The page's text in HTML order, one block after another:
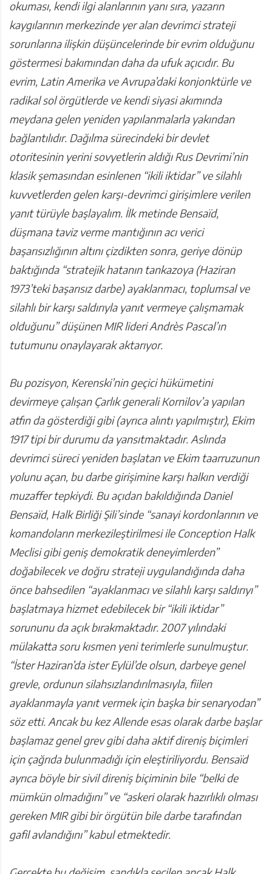
okuması, kendi ilgi alanlarının yanı sıra, yazarın
kaygılarının merkezinde yer alan devrimci strateji
sorunlarına ilişkin düşüncelerinde bir evrim olduğunu
göstermesi bakımından daha da ufuk açıcıdır. Bu
evrim, Latin Amerika ve Avrupa’daki konjonktürle ve
radikal sol örgütlerde ve kendi siyasi akımında
meydana gelen yeniden yapılanmalarla yakından
bağlantılıdır. Dağılma sürecindeki bir devlet
otoritesinin yerini sovyetlerin aldığı Rus Devrimi’nin
klasik şemasından esinlenen “ikili iktidar” ve silahlı
kuvvetlerden gelen karşı-devrimci girişimlere verilen
yanıt türüyle başlayalım. İlk metinde Bensaïd,
düşmana taviz verme mantığının acı verici
başarısızlığının altını çizdikten sonra, geriye dönüp
baktığında “stratejik hatanın tankazoya (Haziran
1973’teki başarısız darbe) ayaklanmacı, toplumsal ve
silahlı bir karşı saldırıyla yanıt vermeye çalışmamak
olduğunu” düşünen MIR lideri Andrès Pascal’ın
tutumunu onaylayarak aktarıyor.
Bu pozisyon, Kerenski’nin geçici hükümetini
devirmeye çalışan Çarlık generali Kornilov’a yapılan
atfın da gösterdiği gibi (ayrıca alıntı yapılmıştır), Ekim
1917 tipi bir durumu da yansıtmaktadır. Aslında
devrimci süreci yeniden başlatan ve Ekim taarruzunun
yolunu açan, bu darbe girişimine karşı halkın verdiği
muzaffer tepkiydi. Bu açıdan bakıldığında Daniel
Bensaïd, Halk Birliği Şili’sinde “sanayi kordonlarının ve
komandoların merkezileştirilmesi ile Conception Halk
Meclisi gibi geniş demokratik deneyimlerden”
doğabilecek ve doğru strateji uygulandığında daha
önce bahsedilen “ayaklanmacı ve silahlı karşı saldırıyı”
başlatmaya hizmet edebilecek bir “ikili iktidar”
sorununu da açık bırakmaktadır. 2007 yılındaki
mülakatta soru kısmen yeni terimlerle sunulmuştur.
“İster Haziran’da ister Eylül’de olsun, darbeye genel
grevle, ordunun silahsızlandırılmasıyla, fiilen
ayaklanmayla yanıt vermek için başka bir senaryodan”
söz etti. Ancak bu kez Allende esas olarak darbe başlar
başlamaz genel grev gibi daha aktif direniş biçimleri
için çağrıda bulunmadığı için eleştiriliyordu. Bensaïd
ayrıca böyle bir sivil direniş biçiminin bile “belki de
mümkün olmadığını” ve “askeri olarak hazırlıklı olması
gereken MIR gibi bir örgütün bile darbe tarafından
gafil avlandığını” kabul etmektedir.